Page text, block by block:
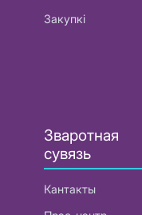
Закупкі
Зваротная
сувязь
Кантакты